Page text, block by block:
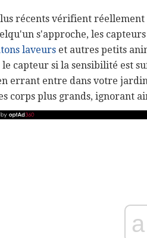
récents vérifient
s'approche, les
laveurs et autres petits
capteur si la sensibilité est
errant entre dans votre
corps plus grands, ignorant